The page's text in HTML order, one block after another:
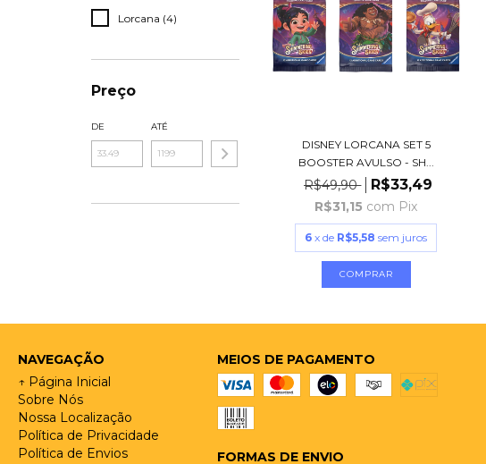
Lorcana (4)
Preço
DE ATÉ
DISNEY LORCANA SET 5
BOOSTER AVULSO - SH...
R$49,90 R$33,49
R$31,15 com Pix
6 x de R$5,58 sem juros
NAVEGAÇÃO
↑ Página Inicial
Sobre Nós
Nossa Localização
Política de Privacidade
Política de Envios
MEIOS DE PAGAMENTO
FORMAS DE ENVIO